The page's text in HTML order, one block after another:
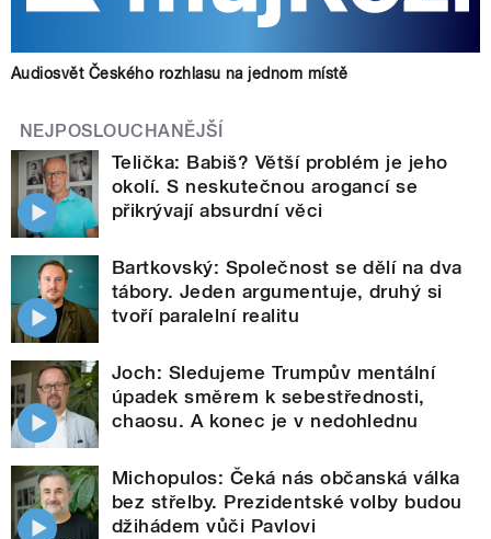
Audiosvět Českého rozhlasu na jednom místě
NEJPOSLOUCHANĚJŠÍ
Telička: Babiš? Větší problém je jeho
okolí. S neskutečnou arogancí se
přikrývají absurdní věci
Bartkovský: Společnost se dělí na dva
tábory. Jeden argumentuje, druhý si
tvoří paralelní realitu
Joch: Sledujeme Trumpův mentální
úpadek směrem k sebestřednosti,
chaosu. A konec je v nedohlednu
Michopulos: Čeká nás občanská válka
bez střelby. Prezidentské volby budou
džihádem vůči Pavlovi